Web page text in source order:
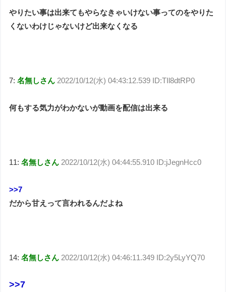
やりたい事は出来てもやらなきゃいけない事ってのをやりた
くないわけじゃないけど出来なくなる
7:名無しさん 2022/10/12(水) 04:43:12.539 ID:TIl8dtRP0
何もする気力がわかないが動画を配信は出来る
11:名無しさん 2022/10/12(水) 04:44:55.910 ID:jJegnHcc0
>>7
だから甘えって言われるんだよね
14:名無しさん 2022/10/12(水) 04:46:11.349 ID:2y5LyYQ70
>>7